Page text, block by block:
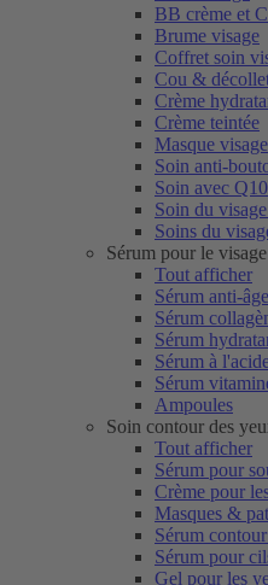
BB crème et
Brume visage
Coffret soin
Cou &
Crème
Crème teintée
Masque visage
Soin anti-
Soin avec Q10
Soin du
Soins du
Sérum pour le visage
Tout afficher
Sérum anti-âge
Sérum
Sérum
Sérum à
Sérum
Ampoules
Soin contour des
Tout afficher
Sérum pour
Crème pour
Masques &
Sérum
Sérum pour
Gel pour les